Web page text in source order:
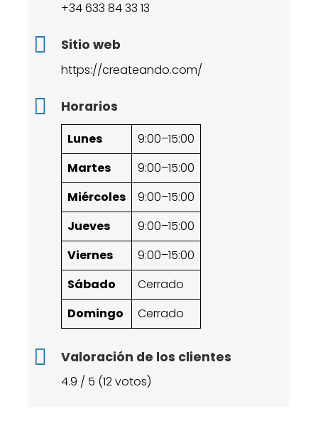
+34 633 84 33 13
Sitio web
https://createando.com/
Horarios
Lunes
9:00–15:00
Martes
9:00–15:00
Miércoles
9:00–15:00
Jueves
9:00–15:00
Viernes
9:00–15:00
Sábado
Cerrado
Domingo
Cerrado
Valoración de los clientes
4.9 / 5 (12 votos)